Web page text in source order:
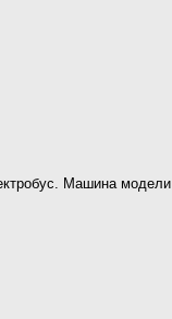
Машина модели